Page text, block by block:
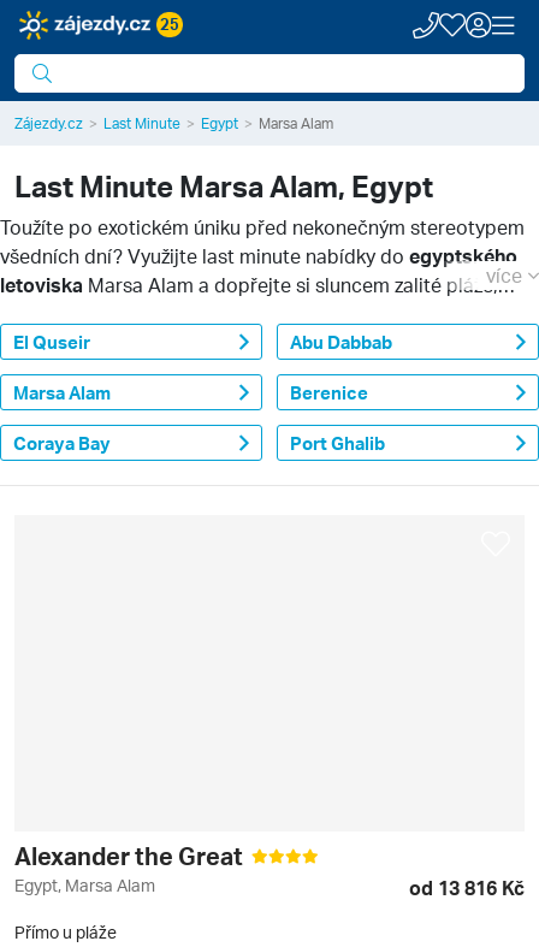
25
Zájezdy.cz Last Minute Egypt Marsa Alam
Last MinuteMarsa Alam, Egypt
Toužíte po exotickém úniku před nekonečným stereotypem
všedních dní? Využijte last minute nabídky do egyptského
letoviska Marsa Alam a dopřejte si sluncem zalité pláže,
Vydejte se za dobrodružstvím a odpočinkem k břehům
Rudého moře.
více
El Quseir Abu Dabbab
Marsa Alam Berenice
Coraya Bay Port Ghalib
Alexander the Great
Egypt, Marsa Alam od 13 816 Kč
Přímo u pláže